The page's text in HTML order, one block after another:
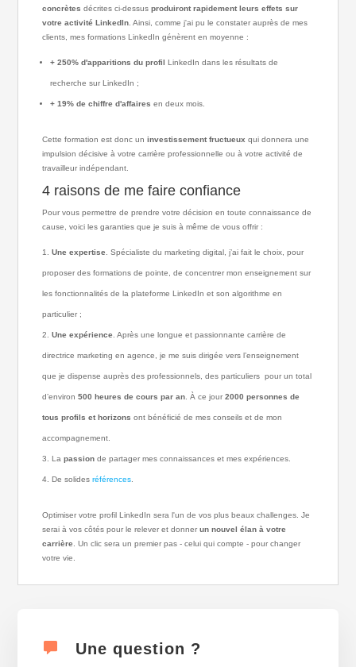
concrètes décrites ci-dessusproduiront rapidement leurs effets sur
votre activité LinkedIn. Ainsi, comme j'ai pu le constater auprès de mes
clients, mes formations LinkedIn génèrent en moyenne :
+ 250% d'apparitions du profil LinkedIn dans les résultats de
recherche sur LinkedIn ;
+ 19% de chiffre d'affaires en deux mois.
Cette formation est donc uninvestissement fructueux qui donnera une
impulsion décisive à votre carrière professionnelle ou à votre activité de
travailleur indépendant.
4 raisons de me faire confiance
Pour vous permettre de prendre votre décision en toute connaissance de
cause, voici les garanties que je suis à même de vous offrir :
Une expertise. Spécialiste du marketing digital, j’ai fait le choix, pour
proposer des formations de pointe, de concentrer mon enseignement sur
les fonctionnalités de la plateforme LinkedIn et son algorithme en
particulier ;
Une expérience. Après une longue et passionnante carrière de
directrice marketing en agence, je me suis dirigée vers l’enseignement
que je dispense auprès des professionnels, des particuliers pour un total
d’environ500 heures de cours par an. À ce jour2000 personnes de
tous profils et horizons ont bénéficié de mes conseils et de mon
accompagnement.
Lapassion de partager mes connaissances et mes expériences.
De solidesréférences.
Optimiser votre profil LinkedIn sera l'un de vos plus beaux challenges. Je
serai à vos côtés pour le relever et donnerun nouvel élan à votre
carrière. Un clic sera un premier pas - celui qui compte - pour changer
votre vie.
Une question ?